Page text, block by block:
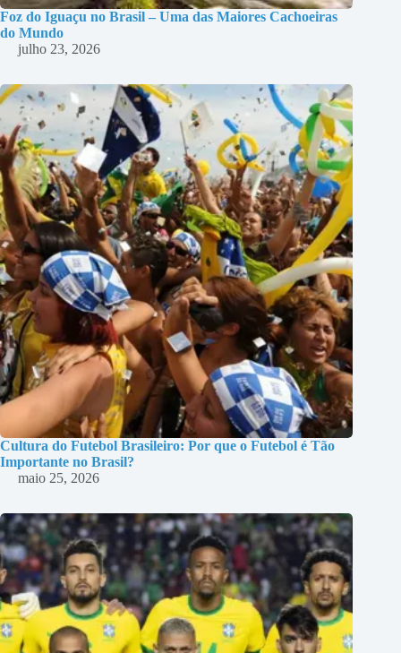
Foz do Iguaçu no Brasil – Uma das Maiores Cachoeiras
do Mundo
julho 23, 2026
Cultura do Futebol Brasileiro: Por que o Futebol é Tão
Importante no Brasil?
maio 25, 2026